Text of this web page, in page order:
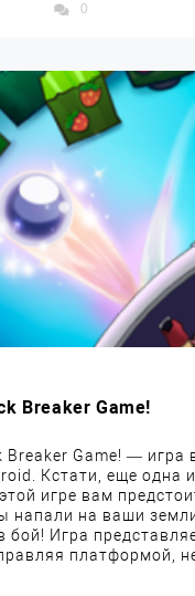
0
Breaker Game!
Breaker Game! — игра
Кстати, еще одна
игре вам
напали на ваши
бой! Игра
платформой,